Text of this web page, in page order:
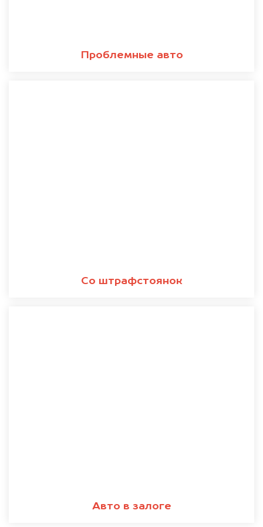
Проблемные авто
Со штрафстоянок
Авто в залоге